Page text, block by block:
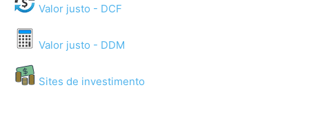
Valor justo - DCF
Valor justo - DDM
Sites de investimento